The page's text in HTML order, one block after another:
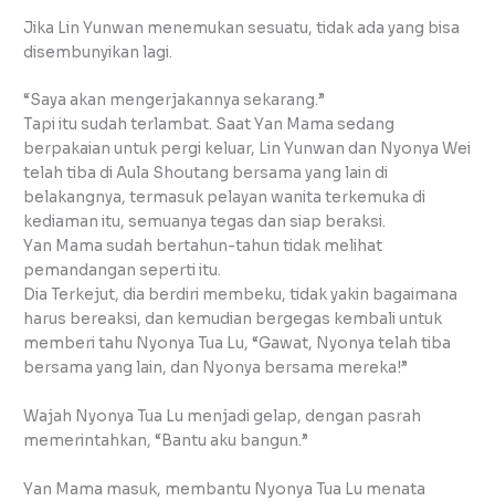
Jika Lin Yunwan menemukan sesuatu, tidak ada yang bisa
disembunyikan lagi.
“Saya akan mengerjakannya sekarang.”
Tapi itu sudah terlambat. Saat Yan Mama sedang
berpakaian untuk pergi keluar, Lin Yunwan dan Nyonya Wei
telah tiba di Aula Shoutang bersama yang lain di
belakangnya, termasuk pelayan wanita terkemuka di
kediaman itu, semuanya tegas dan siap beraksi.
Yan Mama sudah bertahun-tahun tidak melihat
pemandangan seperti itu.
Dia Terkejut, dia berdiri membeku, tidak yakin bagaimana
harus bereaksi, dan kemudian bergegas kembali untuk
memberi tahu Nyonya Tua Lu, “Gawat, Nyonya telah tiba
bersama yang lain, dan Nyonya bersama mereka!”
Wajah Nyonya Tua Lu menjadi gelap, dengan pasrah
memerintahkan, “Bantu aku bangun.”
Yan Mama masuk, membantu Nyonya Tua Lu menata